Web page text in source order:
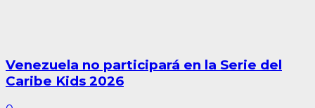
Venezuela no participará en la Serie del
Caribe Kids 2026